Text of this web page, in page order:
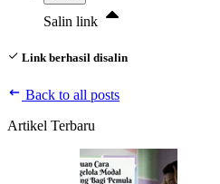
Salin link
Link berhasil disalin
Back to all posts
Artikel Terbaru